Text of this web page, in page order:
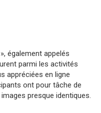
également appelés
parmi les activités
appréciées en ligne
ont pour tâche de
presque identiques.